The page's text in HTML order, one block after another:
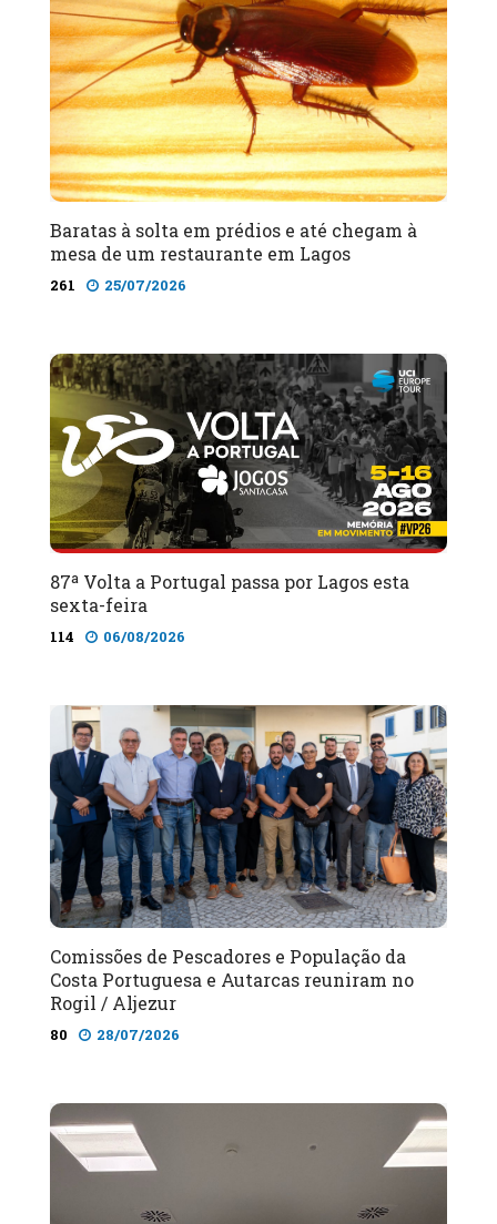
Baratas à solta em prédios e até chegam à
mesa de um restaurante em Lagos
261 25/07/2026
87ª Volta a Portugal passa por Lagos esta
sexta-feira
114 06/08/2026
Comissões de Pescadores e População da
Costa Portuguesa e Autarcas reuniram no
Rogil / Aljezur
80 28/07/2026